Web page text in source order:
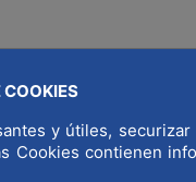
COOKIES
y útiles,
contienen